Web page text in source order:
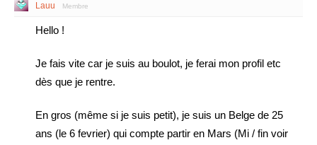
Lauu Membre
Hello !
Je fais vite car je suis au boulot, je ferai mon profil etc
dès que je rentre.
En gros (même si je suis petit), je suis un Belge de 25
ans (le 6 fevrier) qui compte partir en Mars (Mi / fin voir